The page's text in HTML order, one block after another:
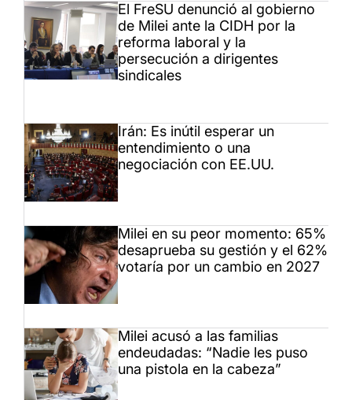
El FreSU denunció al gobierno
de Milei ante la CIDH por la
reforma laboral y la
persecución a dirigentes
sindicales
Irán: Es inútil esperar un
entendimiento o una
negociación con EE.UU.
Milei en su peor momento: 65%
desaprueba su gestión y el 62%
votaría por un cambio en 2027
Milei acusó a las familias
endeudadas: “Nadie les puso
una pistola en la cabeza”